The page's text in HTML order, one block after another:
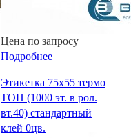
Цена по запросу
Подробнее
Этикетка 75х55 термо
ТОП (1000 эт. в рол.
вт.40) стандартный
клей 0цв.